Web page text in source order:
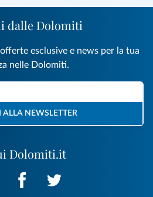
Dolomiti.it
dalle Dolomiti
esclusive e news per la tua
nelle Dolomiti.
ALLA NEWSLETTER